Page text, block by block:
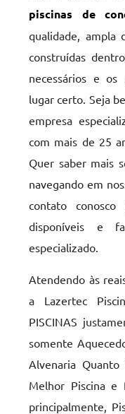
piscinas de
qualidade, ampla
construídas
necessários e os
lugar certo. Seja
empresa
com mais de 25
Quer saber mais
navegando em
contato conosco
disponíveis e
especializado.
Atendendo às
a Lazertec
PISCINAS
somente
Alvenaria Quanto
Melhor Piscina e
principalmente,